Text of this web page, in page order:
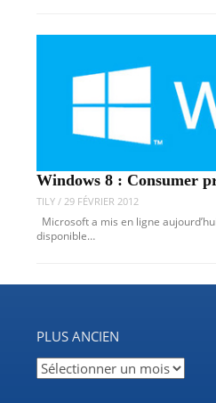
Windows 8 : Consumer
TILY /29 FÉVRIER 2012
Microsoft a mis en ligne
disponible…
PLUS ANCIEN
Plus
ancien